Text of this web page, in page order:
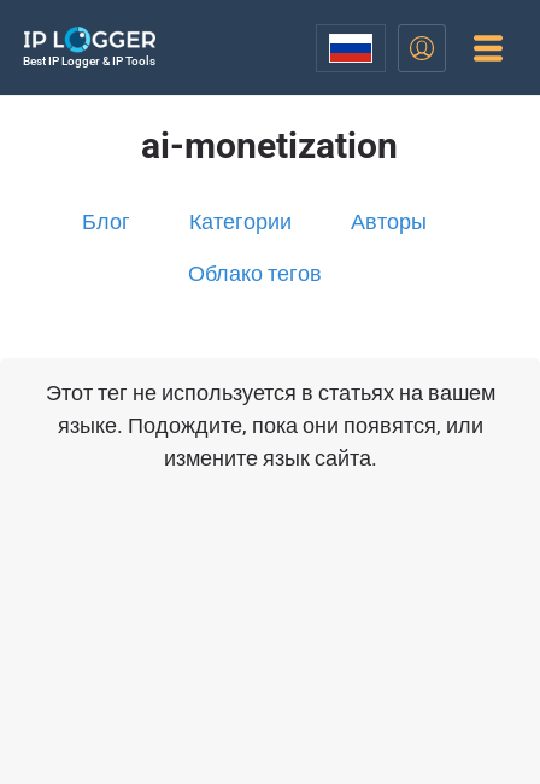
Best IP Logger & IP Tools
ai-monetization
Блог Категории Авторы
Облако тегов